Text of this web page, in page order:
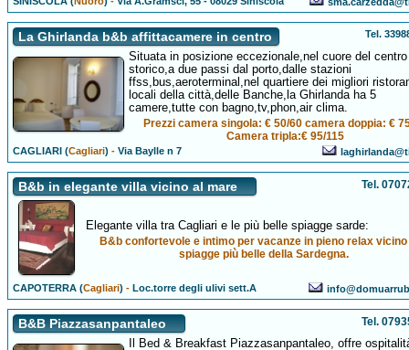
La Ghirlanda b&b affittacamere in centro Tel.
Situata in posizione eccezionale,nel cuore del centro
storico,a due passi dal porto,dalle stazioni
ffss,bus,aeroterminal,nel quartiere dei migliori
locali della città,delle Banche,la Ghirlanda ha 5
camere,tutte con bagno,tv,phon,air clima.
Prezzi camera singola: € 50/60 camera doppia: €
Camera tripla:€ 95/115
CAGLIARI (Cagliari) -Via Baylle n 7
B&b in elegante villa vicino al mare Tel.
Elegante villa tra Cagliari e le più belle spiagge sarde:
B&b confortevole e intimo per vacanze in pieno relax vicino
spiagge più belle della Sardegna.
CAPOTERRA (Cagliari) -Loc.torre degli ulivi sett.A
B&B Piazzasanpantaleo Tel.
Il Bed & Breakfast Piazzasanpantaleo, offre